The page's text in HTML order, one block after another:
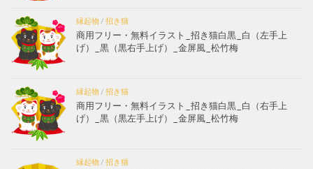
縁起物/ 招き猫
商用フリー・無料イラスト_招き猫白黒_白（左手上
げ）_黒（黒右手上げ）_金屏風_松竹梅
縁起物/ 招き猫
商用フリー・無料イラスト_招き猫白黒_白（右手上
げ）_黒（黒左手上げ）_金屏風_松竹梅
縁起物/ 招き猫